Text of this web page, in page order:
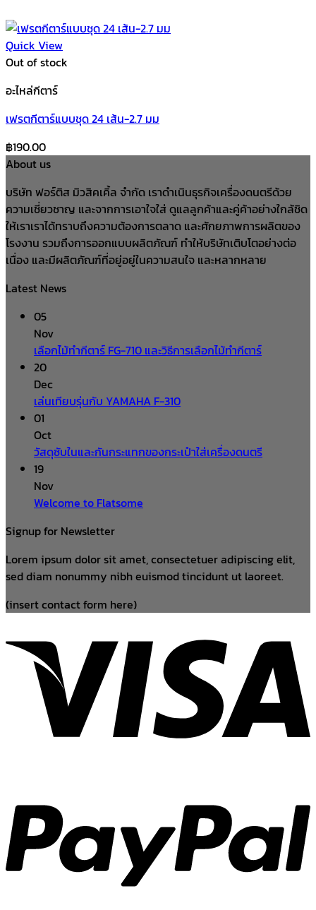
Quick View
Out of stock
อะไหล่กีตาร์
เฟรตกีตาร์แบบชุด 24 เส้น-2.7 มม
฿190.00
About us
บริษัท ฟอร์ติส มิวสิคเคิ้ล จำกัด เราดำเนินธุรกิจเครื่องดนตรีด้วย
ความเชี่ยวชาญ และจากการเอาใจใส่ ดูแลลูกค้าและคู่ค้าอย่างใกล้ชิด
ให้เราเราได้ทราบถึงความต้องการตลาด และศักยภาพการผลิตของ
โรงงาน รวมถึงการออกแบบผลิตภัณฑ์ ทำให้บริษัทเติบโตอย่างต่อ
เนื่อง และมีผลิตภัณฑ์ที่อยู่อยู่ในความสนใจ และหลากหลาย
Latest News
05
Nov
เลือกไม้ทำกีตาร์ FG-710 และวิธีการเลือกไม้ทำกีตาร์
20
Dec
เล่นเทียบรุ่นกับ YAMAHA F-310
01
Oct
วัสดุซับในและกันกระแทกของกระเป๋าใส่เครื่องดนตรี
19
Nov
Welcome to Flatsome
Signup for Newsletter
Lorem ipsum dolor sit amet, consectetuer adipiscing elit,
sed diam nonummy nibh euismod tincidunt ut laoreet.
(insert contact form here)